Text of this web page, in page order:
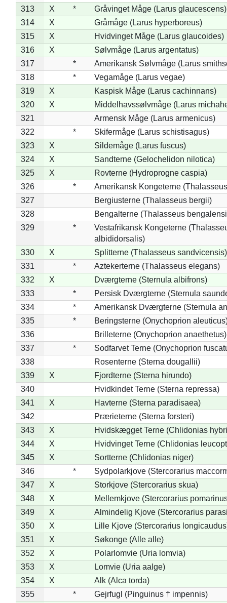
313
X *
Gråvinget Måge (Larus glaucescens)
314
X
Gråmåge (Larus hyperboreus)
315
X
Hvidvinget Måge (Larus glaucoides)
316
X
Sølvmåge (Larus argentatus)
317
*
Amerikansk Sølvmåge (Larus
318
*
Vegamåge (Larus vegae)
319
X
Kaspisk Måge (Larus cachinnans)
320
X
Middelhavssølvmåge (Larus
321
Armensk Måge (Larus armenicus)
322
*
Skifermåge (Larus schistisagus)
323
X
Sildemåge (Larus fuscus)
324
X
Sandterne (Gelochelidon nilotica)
325
X
Rovterne (Hydroprogne caspia)
326
*
Amerikansk Kongeterne
327
Bergiusterne (Thalasseus bergii)
328
Bengalterne (Thalasseus
329
*
Vestafrikansk Kongeterne
albididorsalis)
330
X
Splitterne (Thalasseus sandvicensis)
331
*
Aztekerterne (Thalasseus elegans)
332
X
Dværgterne (Sternula albifrons)
333
*
Persisk Dværgterne (Sternula
334
*
Amerikansk Dværgterne (Sternula
335
*
Beringsterne (Onychoprion
336
Brilleterne (Onychoprion anaethetus)
337
*
Sodfarvet Terne (Onychoprion
338
Rosenterne (Sterna dougallii)
339
X
Fjordterne (Sterna hirundo)
340
Hvidkindet Terne (Sterna repressa)
341
X
Havterne (Sterna paradisaea)
342
Prærieterne (Sterna forsteri)
343
X
Hvidskægget Terne (Chlidonias
344
X
Hvidvinget Terne (Chlidonias
345
X
Sortterne (Chlidonias niger)
346
*
Sydpolarkjove (Stercorarius
347
X
Storkjove (Stercorarius skua)
348
X
Mellemkjove (Stercorarius
349
X
Almindelig Kjove (Stercorarius
350
X
Lille Kjove (Stercorarius
351
X
Søkonge (Alle alle)
352
X
Polarlomvie (Uria lomvia)
353
X
Lomvie (Uria aalge)
354
X
Alk (Alca torda)
355
* Gejrfugl (Pinguinus † impennis)